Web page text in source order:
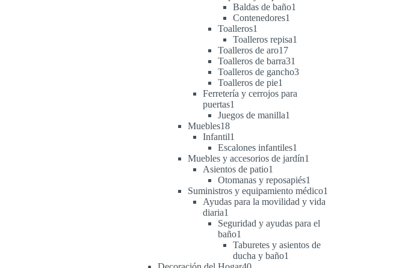
Baldas de baño1
Contenedores1
Toalleros1
producto
Toalleros repisa1
Toalleros de aro1717
productos
Toalleros de barra31
productos
Toalleros de gancho33
Toalleros de pie1
producto
Ferretería y cerrojos para
puertas1
producto
Juegos de manilla1
Muebles1818
productos
Infantil1
producto
Escalones infantiles1
producto
Muebles y accesorios de jardín1
Asientos de patio1
producto
Otomanas y reposapiés1
producto
Suministros y equipamiento médico1
Ayudas para la movilidad y vida
diaria1
producto
Seguridad y ayudas para el
baño1
producto
Taburetes y asientos de
ducha y baño1
40